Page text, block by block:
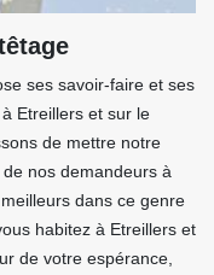
ses savoir-faire et ses
Etreillers et sur le
de mettre notre
nos demandeurs à
dans ce genre
habitez à Etreillers et
de votre espérance,